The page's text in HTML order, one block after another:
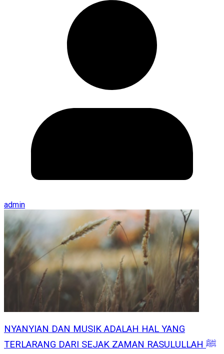
admin
NYANYIAN DAN MUSIK ADALAH HAL YANG
TERLARANG DARI SEJAK ZAMAN RASULULLAH ﷺ